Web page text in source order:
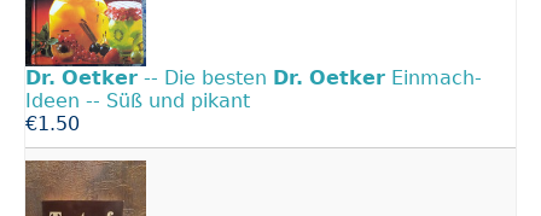
Dr. Oetker -- Die besten Dr. Oetker Einmach-
Ideen -- Süß und pikant
€1.50